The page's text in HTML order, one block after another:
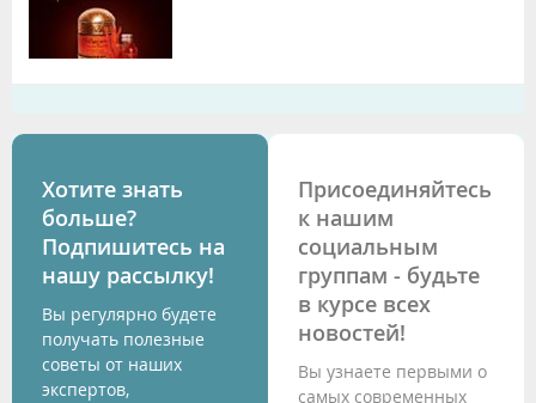
Хотите знать
больше?
Подпишитесь на
нашу рассылку!
Вы регулярно будете
получать полезные
советы от наших
экспертов,
Присоединяйтесь
к нашим
социальным
группам - будьте
в курсе всех
новостей!
Вы узнаете первыми о
самых современных